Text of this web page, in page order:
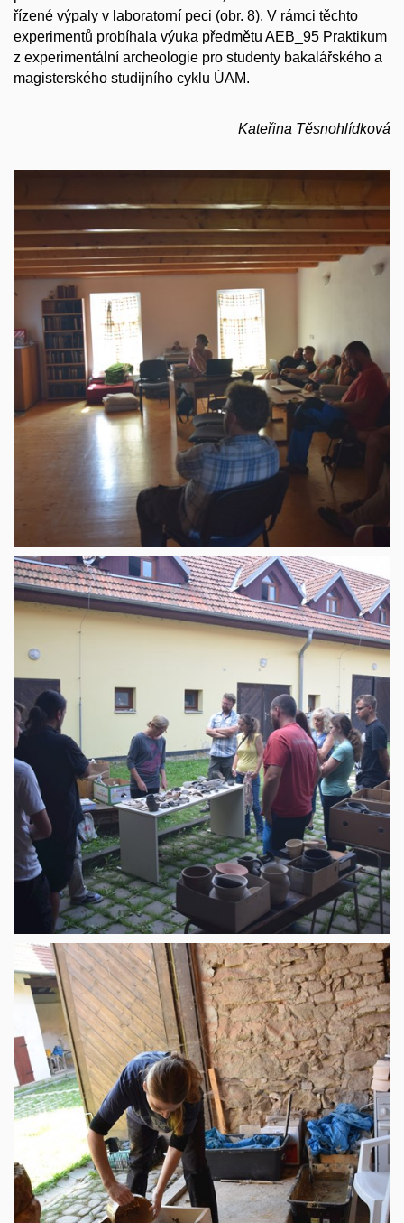
řízené výpaly v laboratorní peci (obr. 8). V rámci těchto
experimentů probíhala výuka předmětu AEB_95 Praktikum
z experimentální archeologie pro studenty bakalářského a
magisterského studijního cyklu ÚAM.
Kateřina Těsnohlídková